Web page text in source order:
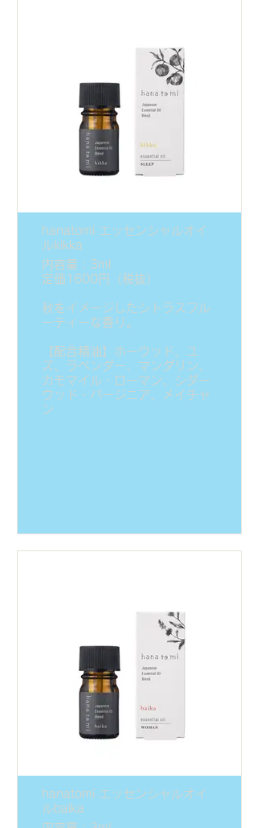
hanatomi エッセンシャルオイ
ルkikka
内容量：3ml
定価1600円（税抜）
秋をイメージしたシトラスフル
ーティーな香り。
【配合精油】ホーウッド、ユ
ズ、ラベンダー、マンダリン、
カモマイル・ローマン、シダー
ウッド・バージニア、メイチャ
ン
hanatomi エッセンシャルオイ
ルbaika